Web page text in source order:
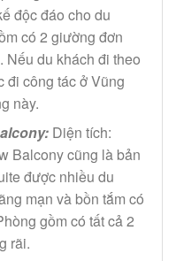
độc đáo cho du
có 2 giường đơn
du khách đi theo
đi công tác ở Vũng
này.
Diện tích:
Balcony cũng là bản
được nhiều du
mạn và bồn tắm có
gồm có tất cả 2
rãi.